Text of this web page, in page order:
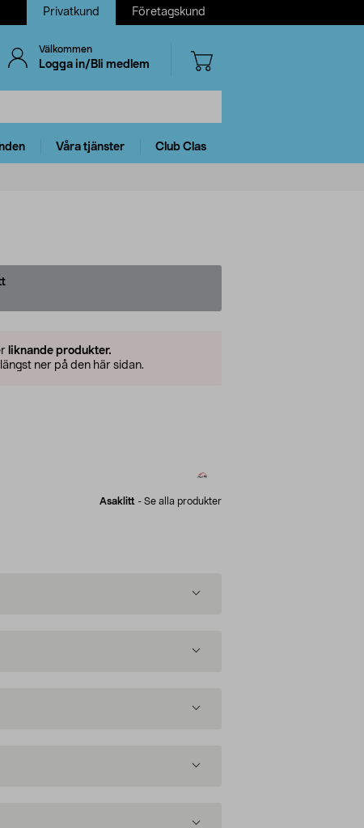
Privatkund Företagskund
Välkommen
Logga in/Bli medlem
Våra tjänster Club Clas
liknande produkter.
ner på den här sidan.
Asaklitt - Se alla produkter